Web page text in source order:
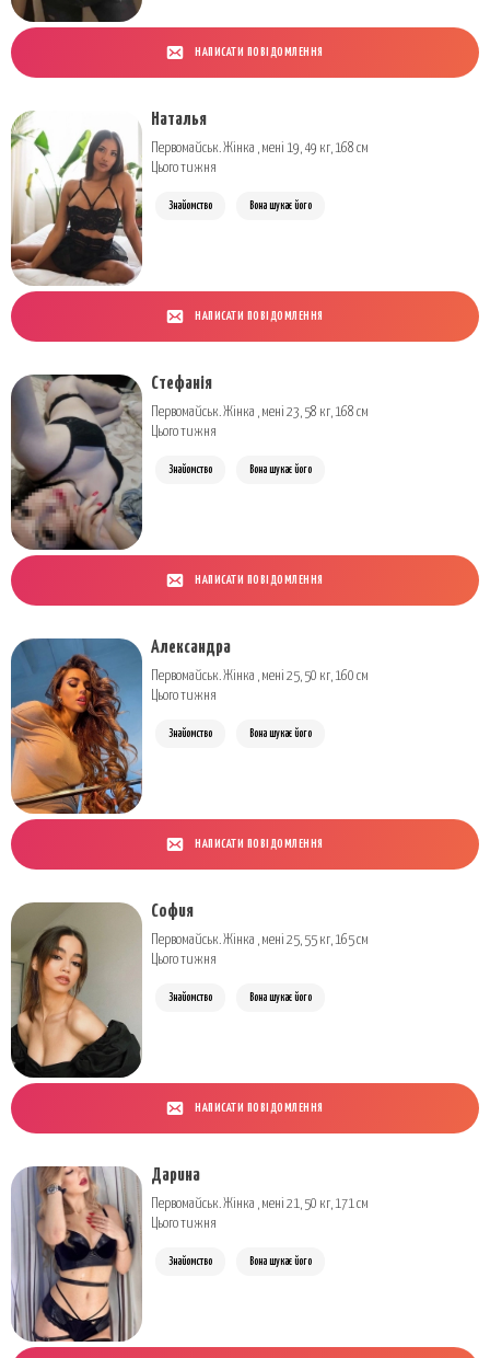
НАПИСАТИ ПОВІДОМЛЕННЯ
Наталья
Первомайськ. Жінка , мені 19, 49 кг, 168 см
Цього тижня
Знайомство Вона шукає його
НАПИСАТИ ПОВІДОМЛЕННЯ
Стефанія
Первомайськ. Жінка , мені 23, 58 кг, 168 см
Цього тижня
Знайомство Вона шукає його
НАПИСАТИ ПОВІДОМЛЕННЯ
Александра
Первомайськ. Жінка , мені 25, 50 кг, 160 см
Цього тижня
Знайомство Вона шукає його
НАПИСАТИ ПОВІДОМЛЕННЯ
София
Первомайськ. Жінка , мені 25, 55 кг, 165 см
Цього тижня
Знайомство Вона шукає його
НАПИСАТИ ПОВІДОМЛЕННЯ
Дарина
Первомайськ. Жінка , мені 21, 50 кг, 171 см
Цього тижня
Знайомство Вона шукає його